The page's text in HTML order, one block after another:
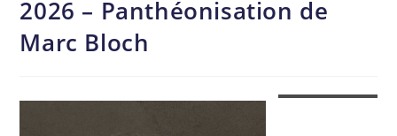
2026 – Panthéonisation de
Marc Bloch